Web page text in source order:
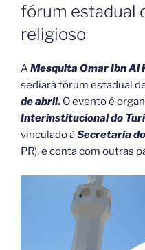
fórum estadual
religioso
AMesquita Omar Ibn Al
sediará fórum estadual
de abril. O evento é
Interinstitucional do
vinculado àSecretaria
PR), e conta com outras